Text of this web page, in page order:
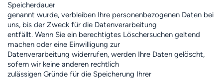
Speicherdauer
genannt wurde, verbleiben Ihre personenbezogenen Daten bei
uns, bis der Zweck für die Datenverarbeitung
entfällt. Wenn Sie ein berechtigtes Löschersuchen geltend
machen oder eine Einwilligung zur
Datenverarbeitung widerrufen, werden Ihre Daten gelöscht,
sofern wir keine anderen rechtlich
zulässigen Gründe für die Speicherung Ihrer